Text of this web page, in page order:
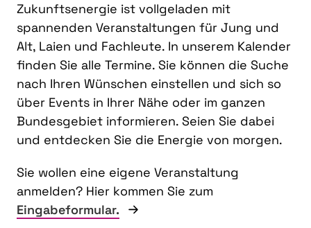
Zukunftsenergie ist vollgeladen mit
spannenden Veranstaltungen für Jung und
Alt, Laien und Fachleute. In unserem Kalender
finden Sie alle Termine. Sie können die Suche
nach Ihren Wünschen einstellen und sich so
über Events in Ihrer Nähe oder im ganzen
Bundesgebiet informieren. Seien Sie dabei
und entdecken Sie die Energie von morgen.
Sie wollen eine eigene Veranstaltung
anmelden? Hier kommen Sie zum
Eingabeformular.